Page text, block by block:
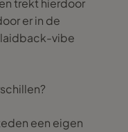
trekt hierdoor
er in de
vibe
een eigen